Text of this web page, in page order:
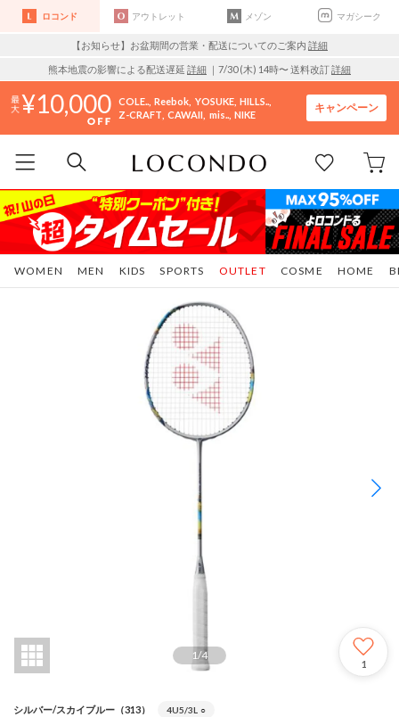
ロコンド アウトレット メゾン マガシーク
【お知らせ】お盆期間の営業・配送についてのご案内 詳細
熊本地震の影響による配送遅延 詳細 ｜7/30 (木) 14時〜 送料改訂詳細
10,000 COLE.. Reebok YOSUKE HILLS..
Z-CRAFT CAWAII mis.. NIKE
キャンペーン
WOMEN MEN KIDS SPORTS COSME HOME
OUTLET
1/4
1
シルバー/スカイブルー（313） 4U5/3L ○